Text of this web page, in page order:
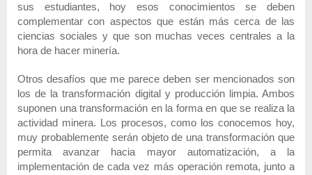
sus estudiantes, hoy esos conocimientos se deben
complementar con aspectos que están más cerca de las
ciencias sociales y que son muchas veces centrales a la
hora de hacer minería.
Otros desafíos que me parece deben ser mencionados son
los de la transformación digital y producción limpia. Ambos
suponen una transformación en la forma en que se realiza la
actividad minera. Los procesos, como los conocemos hoy,
muy probablemente serán objeto de una transformación que
permita avanzar hacia mayor automatización, a la
implementación de cada vez más operación remota, junto a